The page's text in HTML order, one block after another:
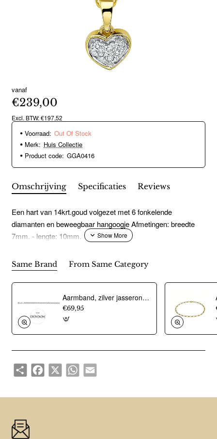
Out Of Stock
vanaf
€239,00
Excl. BTW: €197,52
Voorraad: Out Of Stock
Merk: Huis Collectie
Product code: GGA0416
Omschrijving Specificaties Reviews
Een hart van 14krt.goud volgezet met 6 fonkelende
diamanten en beweegbaar hangoogje Afmetingen: breedte
7mm. - lengte: 10mm.
Same Brand From Same Category
Aarmband, zilver jasseron 4,5mm. (lengte 18cm.) - 10274
€69,95
ShareFacebook
X WhatsAppEmail